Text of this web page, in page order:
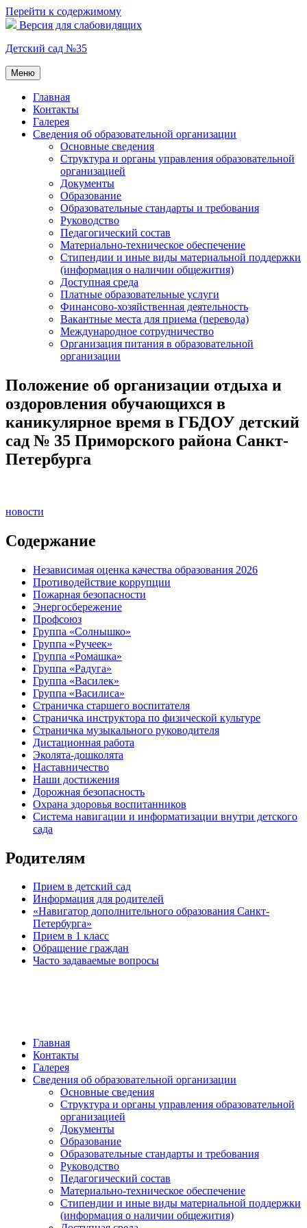
Перейти к содержимому
Версия для слабовидящих
Детский сад №35
Меню
Главная
Контакты
Галерея
Сведения об образовательной организации
Основные сведения
Структура и органы управления образовательной
организацией
Документы
Образование
Образовательные стандарты и требования
Руководство
Педагогический состав
Материально-техническое обеспечение
Стипендии и иные виды материальной поддержки
(информация о наличии общежития)
Доступная среда
Платные образовательные услуги
Финансово-хозяйственная деятельность
Вакантные места для приема (перевода)
Международное сотрудничество
Организация питания в образовательной
организации
Положение об организации отдыха и
оздоровления обучающихся в
каникулярное время в ГБДОУ детский
сад № 35 Приморского района Санкт-
Петербурга
новости
Содержание
Независимая оценка качества образования 2026
Противодействие коррупции
Пожарная безопасности
Энергосбережение
Профсоюз
Группа «Солнышко»
Группа «Ручеек»
Группа «Ромашка»
Группа «Радуга»
Группа «Василек»
Группа «Василиса»
Страничка старшего воспитателя
Страничка инструктора по физической культуре
Страничка музыкального руководителя
Дистационная работа
Эколята-дошколята
Наставничество
Наши достижения
Дорожная безопасность
Охрана здоровья воспитанников
Система навигации и информатизации внутри детского
сада
Родителям
Прием в детский сад
Информация для родителей
«Навигатор дополнительного образования Санкт-
Петербурга»
Прием в 1 класс
Обращение граждан
Часто задаваемые вопросы
Главная
Контакты
Галерея
Сведения об образовательной организации
Основные сведения
Структура и органы управления образовательной
организацией
Документы
Образование
Образовательные стандарты и требования
Руководство
Педагогический состав
Материально-техническое обеспечение
Стипендии и иные виды материальной поддержки
(информация о наличии общежития)